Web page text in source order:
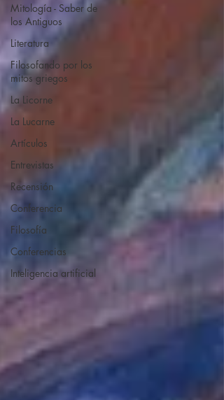
Mitología - Saber de
los Antiguos
Literatura
Filosofando por los
mitos griegos
La Licorne
La Lucarne
Artículos
Entrevistas
Recensión
Conferencia
Filosofía
Conferencias
Inteligencia artificial